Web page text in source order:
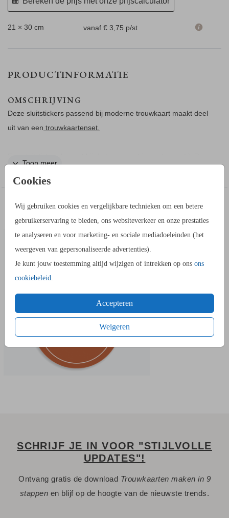
Cookies
Wij gebruiken cookies en vergelijkbare technieken om een betere
gebruikerservaring te bieden, ons websiteverkeer en onze prestaties
te analyseren en voor marketing- en sociale mediadoeleinden (het
weergeven van gepersonaliseerde advertenties).
Je kunt jouw toestemming altijd wijzigen of intrekken op ons ons
cookiebeleid
Accepteren
Weigeren
21 × 30 cm vanaf € 3,75 p/st
PRODUCTINFORMATIE
OMSCHRIJVING
Deze sluitstickers passend bij moderne trouwkaart maakt deel
uit van een trouwkaartenset.
aanpassen in de editor.
Toon meer
IN DEZELFDE STIJL KUN JE DIT OOK
BESTELLEN
SCHRIJF JE IN VOOR "STIJLVOLLE
UPDATES"!
Ontvang gratis de download Trouwkaarten maken in 9
stappen en blijf op de hoogte van de nieuwste trends.